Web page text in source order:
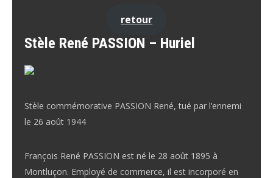
retour
Stèle René PASSION – Huriel
Stèle commémorative PASSION René, tué par l’ennemi
le 26 août 1944
François René PASSION est né le 28 août 1895 à
Montluçon. Employé de commerce, il est incorporé en